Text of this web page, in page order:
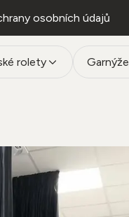
osobních údajů
rolety Garnýže